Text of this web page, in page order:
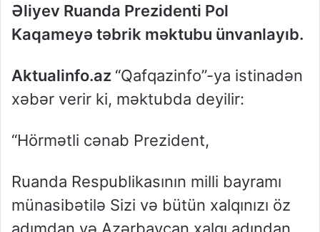
Əliyev Ruanda Prezidenti Pol
Kaqameyə təbrik məktubu ünvanlayıb.
Aktualinfo.az “Qafqazinfo”-ya istinadən
xəbər verir ki, məktubda deyilir:
“Hörmətli cənab Prezident,
Ruanda Respublikasının milli bayramı
münasibətilə Sizi və bütün xalqınızı öz
adımdan və Azərbaycan xalqı adından